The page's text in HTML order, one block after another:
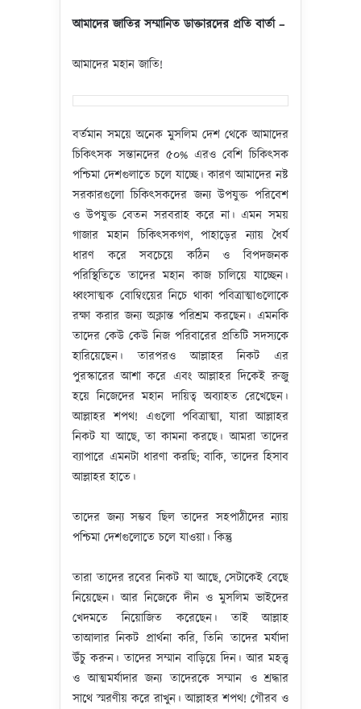
আমাদের জাতির সম্মানিত ডাক্তারদের প্রতি বার্তা –
আমাদের মহান জাতি!
বর্তমান সময়ে অনেক মুসলিম দেশ থেকে আমাদের
চিকিৎসক সন্তানদের ৫০% এরও বেশি চিকিৎসক
পশ্চিমা দেশগুলাতে চলে যাচ্ছে। কারণ আমাদের নষ্ট
সরকারগুলো চিকিৎসকদের জন্য উপযুক্ত পরিবেশ
ও উপযুক্ত বেতন সরবরাহ করে না। এমন সময়
গাজার মহান চিকিৎসকগণ, পাহাড়ের ন্যায় ধৈর্য
ধারণ করে সবচেয়ে কঠিন ও বিপদজনক
পরিস্থিতিতে তাদের মহান কাজ চালিয়ে যাচ্ছেন।
ধ্বংসাত্মক বোম্বিংয়ের নিচে থাকা পবিত্রাত্মাগুলোকে
রক্ষা করার জন্য অক্লান্ত পরিশ্রম করছেন। এমনকি
তাদের কেউ কেউ নিজ পরিবারের প্রতিটি সদস্যকে
হারিয়েছেন। তারপরও আল্লাহর নিকট এর
পুরস্কারের আশা করে এবং আল্লাহর দিকেই রুজু
হয়ে নিজেদের মহান দায়িত্ব অব্যাহত রেখেছেন।
আল্লাহর শপথ! এগুলো পবিত্রাত্মা, যারা আল্লাহর
নিকট যা আছে, তা কামনা করছে। আমরা তাদের
ব্যাপারে এমনটা ধারণা করছি; বাকি, তাদের হিসাব
আল্লাহর হাতে।
তাদের জন্য সম্ভব ছিল তাদের সহপাঠীদের ন্যায়
পশ্চিমা দেশগুলোতে চলে যাওয়া। কিন্তু
তারা তাদের রবের নিকট যা আছে, সেটাকেই বেছে
নিয়েছেন। আর নিজেকে দীন ও মুসলিম ভাইদের
খেদমতে নিয়োজিত করেছেন। তাই আল্লাহ
তাআলার নিকট প্রার্থনা করি, তিনি তাদের মর্যাদা
উঁচু করুন। তাদের সম্মান বাড়িয়ে দিন। আর মহত্ত্ব
ও আত্মমর্যাদার জন্য তাদেরকে সম্মান ও শ্রদ্ধার
সাথে স্মরণীয় করে রাখুন। আল্লাহর শপথ! গৌরব ও